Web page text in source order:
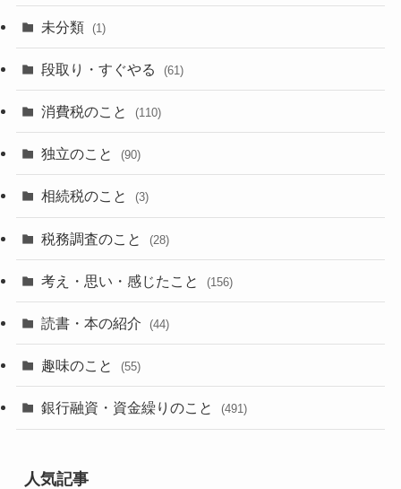
未分類 (1)
段取り・すぐやる (61)
消費税のこと (110)
独立のこと (90)
相続税のこと (3)
税務調査のこと (28)
考え・思い・感じたこと (156)
読書・本の紹介 (44)
趣味のこと (55)
銀行融資・資金繰りのこと (491)
人気記事